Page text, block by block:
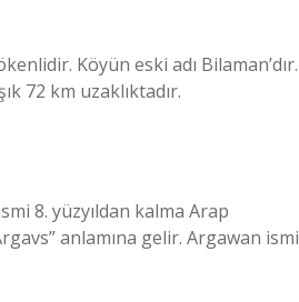
Köyün eski adı Bilaman’dır.
72 km uzaklıktadır.
8. yüzyıldan kalma Arap
anlamına gelir. Argawan ismi